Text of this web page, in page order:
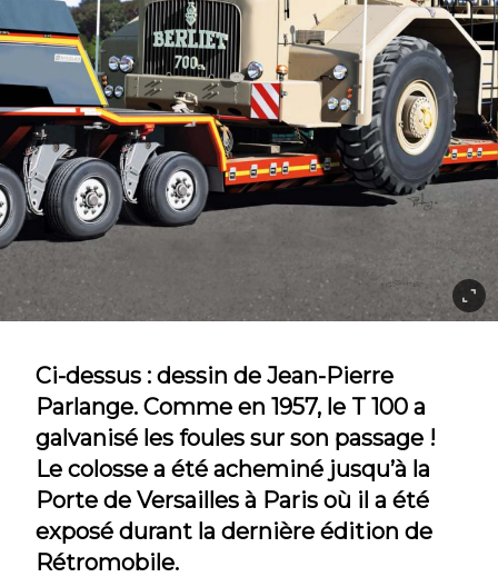
Ci-dessus : dessin de Jean-Pierre
Parlange. Comme en 1957, le T 100 a
galvanisé les foules sur son passage !
Le colosse a été acheminé jusqu’à la
Porte de Versailles à Paris où il a été
exposé durant la dernière édition de
Rétromobile.